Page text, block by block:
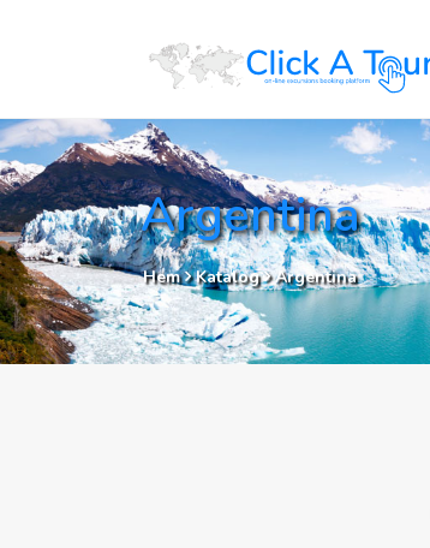
Argentina
Hem Katalog Argentina